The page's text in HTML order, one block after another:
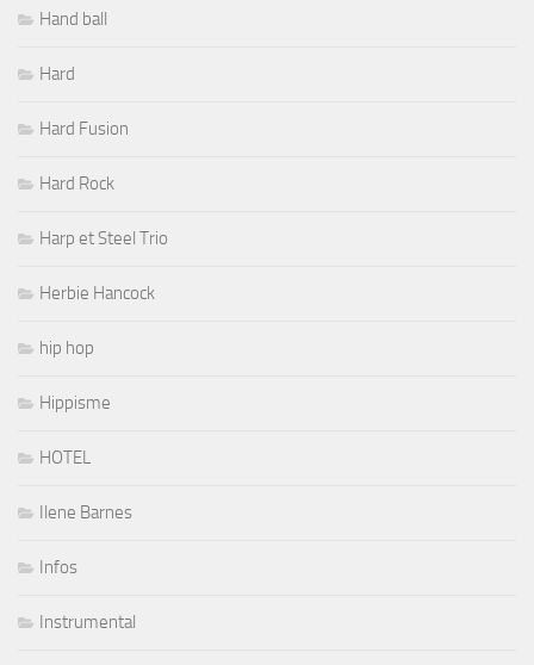
Hand ball
Hard
Hard Fusion
Hard Rock
Harp et Steel Trio
Herbie Hancock
hip hop
Hippisme
HOTEL
Ilene Barnes
Infos
Instrumental